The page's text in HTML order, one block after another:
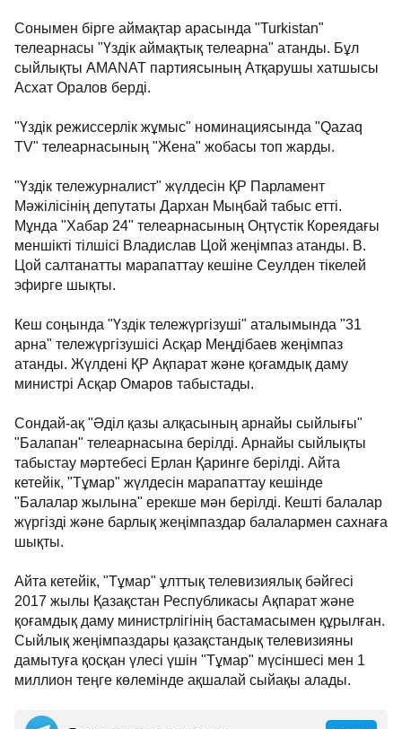
Сонымен бірге аймақтар арасында "Turkistan"
телеарнасы "Үздік аймақтық телеарна" атанды. Бұл
сыйлықты AMANAT партиясының Атқарушы хатшысы
Асхат Оралов берді.
"Үздік режиссерлік жұмыс" номинациясында "Qazaq
TV" телеарнасының "Жена" жобасы топ жарды.
"Үздік тележурналист" жүлдесін ҚР Парламент
Мәжілісінің депутаты Дархан Мыңбай табыс етті.
Мұнда "Хабар 24" телеарнасының Оңтүстік Кореядағы
меншікті тілшісі Владислав Цой жеңімпаз атанды. В.
Цой салтанатты марапаттау кешіне Сеулден тікелей
эфирге шықты.
Кеш соңында "Үздік тележүргізуші" аталымында "31
арна" тележүргізушісі Асқар Меңдібаев жеңімпаз
атанды. Жүлдені ҚР Ақпарат және қоғамдық даму
министрі Асқар Омаров табыстады.
Сондай-ақ "Әділ қазы алқасының арнайы сыйлығы"
"Балапан" телеарнасына берілді. Арнайы сыйлықты
табыстау мәртебесі Ерлан Қаринге берілді. Айта
кетейік, "Тұмар" жүлдесін марапаттау кешінде
"Балалар жылына" ерекше мән берілді. Кешті балалар
жүргізді және барлық жеңімпаздар балалармен сахнаға
шықты.
Айта кетейік, "Тұмар" ұлттық телевизиялық бәйгесі
2017 жылы Қазақстан Республикасы Ақпарат және
қоғамдық даму министрлігінің бастамасымен құрылған.
Сыйлық жеңімпаздары қазақстандық телевизияны
дамытуға қосқан үлесі үшін "Тұмар" мүсіншесі мен 1
миллион теңге көлемінде ақшалай сыйақы алады.